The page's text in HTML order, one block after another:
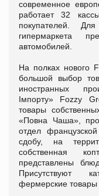
современное
работает 32
покупателей.
гипермаркета
автомобилей.
На полках нового
большой выбор
иностранных
Імпорту» Fozzy
товары
«Повна Чаша»,
отдел
сдобу, на
собственная
представлены
Присутствуют
фермерские товары